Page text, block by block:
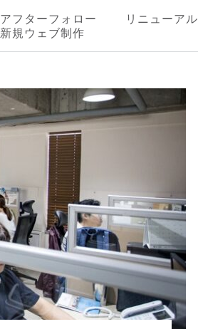
アフターフォロー リニューアル
新規ウェブ制作